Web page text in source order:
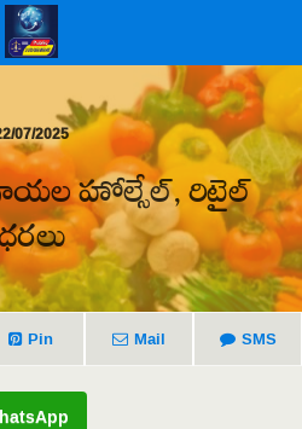
07/2025
హోల్సేల్, రిటైల్
Pin Mail SMS